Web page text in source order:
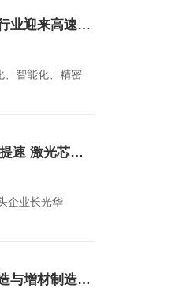
业迎来高速增
、智能化、精密
速 激光芯片
企业长光华
与增材制造创